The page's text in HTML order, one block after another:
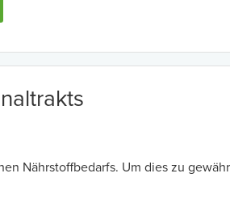
Nährstoffbedarfs. Um dies zu